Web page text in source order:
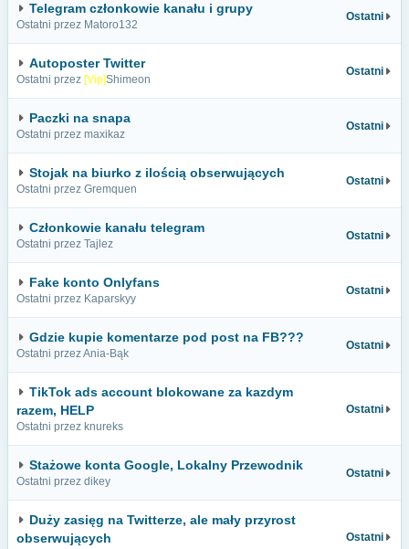
Telegram członkowie kanału i grupy
Ostatni przez Matoro132
Ostatni
Autoposter Twitter
Ostatni przez [Vip]Shimeon
Ostatni
Paczki na snapa
Ostatni przez maxikaz
Ostatni
Stojak na biurko z ilością obserwujących
Ostatni przez Gremquen
Ostatni
Członkowie kanału telegram
Ostatni przez Tajlez
Ostatni
Fake konto Onlyfans
Ostatni przez Kaparskyy
Ostatni
Gdzie kupie komentarze pod post na FB???
Ostatni przez Ania-Bąk
Ostatni
TikTok ads account blokowane za kazdym
razem, HELP
Ostatni przez knureks
Ostatni
Stażowe konta Google, Lokalny Przewodnik
Ostatni przez dikey
Ostatni
Duży zasięg na Twitterze, ale mały przyrost
obserwujących
Ostatni